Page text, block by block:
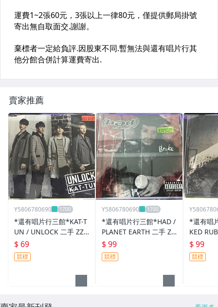
賣家推薦
Y5806780690
*還有唱片行三館*KAT-T
UN / UNLOCK 二手 ZZ1
5239(競標)
$ 69
競標
Y5806780690
*還有唱片行三館*HAD /
PLANET EARTH 二手 ZZ
17229(競標)
$ 99
競標
*還有唱
KED
4513(競
$ 99
競標